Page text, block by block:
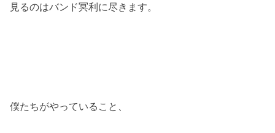
見るのはバンド冥利に尽きます。
僕たちがやっていること、